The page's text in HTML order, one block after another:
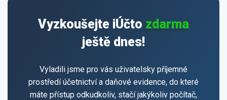
Vyzkoušejte iÚčto zdarma
ještě dnes!
Vyladili jsme pro vás uživatelsky příjemné
prostředí účetnictví a daňové evidence, do které
máte přístup odkudkoliv, stačí jakýkoliv počítač,